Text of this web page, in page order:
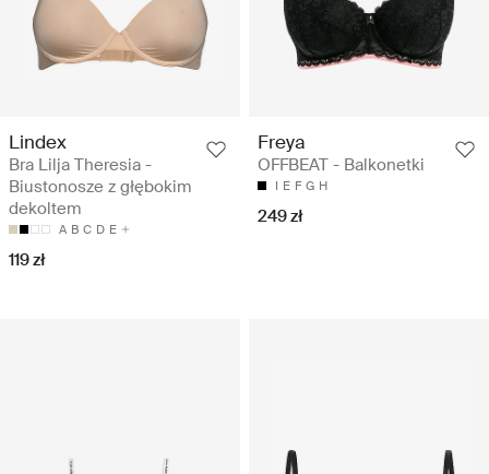
Lindex
Bra Lilja Theresia -
Biustonosze z głębokim
dekoltem
A B C D E
119 zł
Freya
OFFBEAT - Balkonetki
I E F G H
249 zł